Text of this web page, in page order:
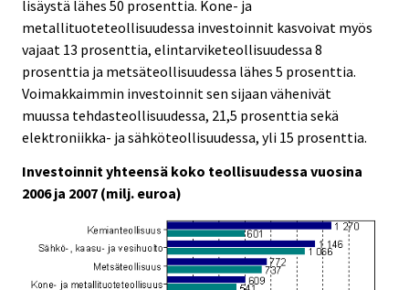
lisäystä lähes 50 prosenttia. Kone- ja
metallituoteteollisuudessa investoinnit kasvoivat myös
vajaat 13 prosenttia, elintarviketeollisuudessa 8
prosenttia ja metsäteollisuudessa lähes 5 prosenttia.
Voimakkaimmin investoinnit sen sijaan vähenivät
muussa tehdasteollisuudessa, 21,5 prosenttia sekä
elektroniikka- ja sähköteollisuudessa, yli 15 prosenttia.
Investoinnit yhteensä koko teollisuudessa vuosina
2006 ja 2007 (milj. euroa)